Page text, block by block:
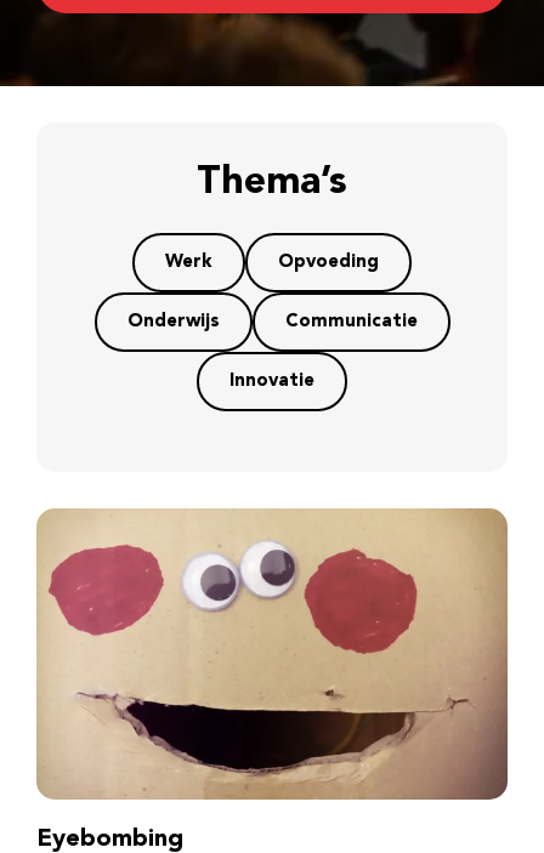
Thema’s
Werk Opvoeding
Onderwijs Communicatie
Innovatie
Eyebombing